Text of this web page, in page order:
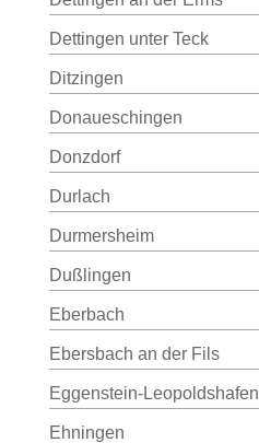
Dettingen unter Teck
Ditzingen
Donaueschingen
Donzdorf
Durlach
Durmersheim
Dußlingen
Eberbach
Ebersbach an der Fils
Eggenstein-Leopoldshafen
Ehningen